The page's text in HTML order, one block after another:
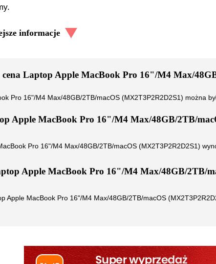
informacje
Laptop Apple MacBook Pro 16"/M4 Max/
Pro 16"/M4 Max/48GB/2TB/macOS (MX2T3P2R2D2S1) można
Apple MacBook Pro 16"/M4 Max/48GB/2TB/
Pro 16"/M4 Max/48GB/2TB/macOS (MX2T3P2R2D2S1)
Apple MacBook Pro 16"/M4 Max/48GB/2TB/
Apple MacBook Pro 16"/M4 Max/48GB/2TB/macOS